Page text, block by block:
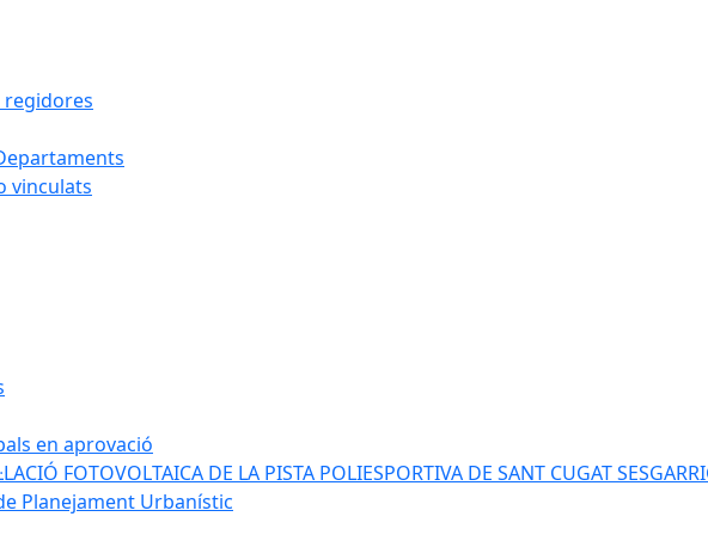
vinculats
en aprovació
FOTOVOLTAICA DE LA PISTA POLIESPORTIVA DE SANT CUGAT
Planejament Urbanístic